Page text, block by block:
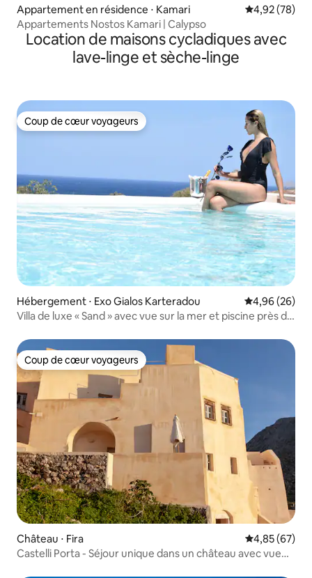
Appartement en résidence ⋅ Kamari Évaluation
4,92 (78)
Appartements Nostos Kamari | Calypso
Location de maisons cycladiques avec
lave-linge et sèche-linge
Coup de cœur voyageurs
Coup de cœur voyageurs
Hébergement ⋅ Exo Gialos Karteradou Évaluation
4,96 (26)
Villa de luxe « Sand » avec vue sur la mer et piscine près de
Coup de cœur voyageurs
Coup de cœur voyageurs
Château ⋅ Fira Évaluation
4,85 (67)
Castelli Porta - Séjour unique dans un château avec vue